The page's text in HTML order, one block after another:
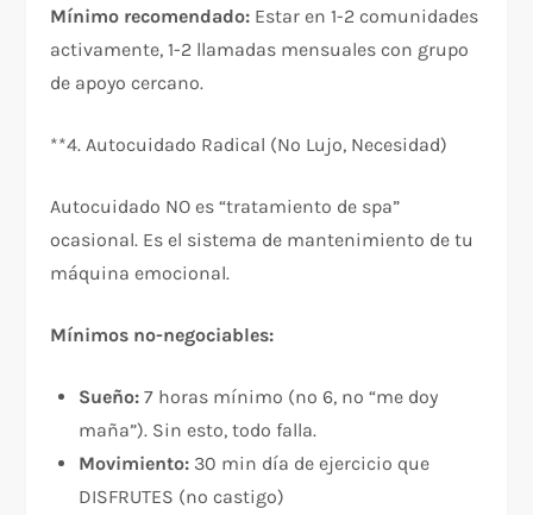
Mínimo recomendado: Estar en 1-2 comunidades
activamente, 1-2 llamadas mensuales con grupo
de apoyo cercano.
**4. Autocuidado Radical (No Lujo, Necesidad)
Autocuidado NO es “tratamiento de spa”
ocasional. Es el sistema de mantenimiento de tu
máquina emocional.​
Mínimos no-negociables:
Sueño: 7 horas mínimo (no 6, no “me doy
maña”). Sin esto, todo falla.
Movimiento: 30 min día de ejercicio que
DISFRUTES (no castigo)